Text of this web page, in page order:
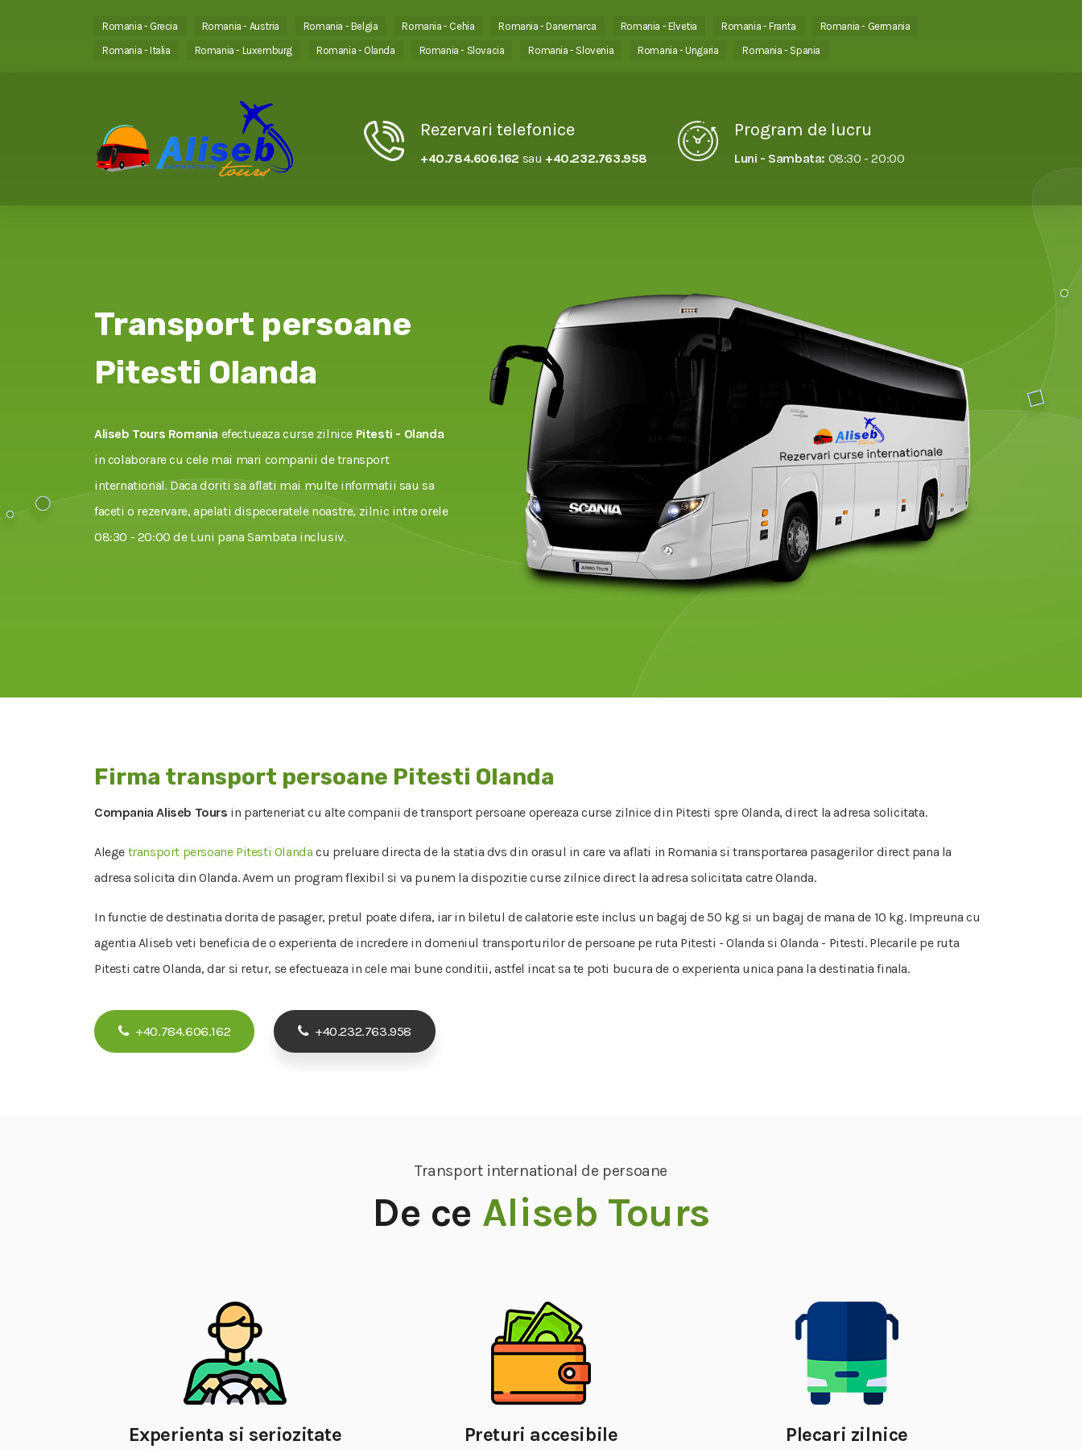
Romania - Grecia Romania - Austria Romania - Belgia Romania - Cehia Romania - Danemarca Romania - Elvetia Romania - Franta
Romania - Germania
Romania - Italia
Romania - Luxemburg Romania - Olanda Romania - Slovacia Romania - Slovenia Romania - Ungaria Romania - Spania
Rezervari telefonice
+40.784.606.162 sau +40.232.763.958
Program de lucru
Luni - Sambata: 08:30 - 20:00
Transport persoane
Pitesti Olanda
Aliseb Tours Romania efectueaza curse zilnice Pitesti - Olanda
in colaborare cu cele mai mari companii de transport
international. Daca doriti sa aflati mai multe informatii sau sa
faceti o rezervare, apelati dispeceratele noastre, zilnic intre orele
08:30 - 20:00 de Luni pana Sambata inclusiv.
Firma transport persoane Pitesti Olanda
Compania Aliseb Tours in parteneriat cu alte companii de transport persoane opereaza curse zilnice din Pitesti spre Olanda, direct la adresa solicitata.
Alege transport persoane Pitesti Olanda cu preluare directa de la statia dvs din orasul in care va aflati in Romania si transportarea pasagerilor direct pana la
adresa solicita din Olanda. Avem un program flexibil si va punem la dispozitie curse zilnice direct la adresa solicitata catre Olanda.
In functie de destinatia dorita de pasager, pretul poate difera, iar in biletul de calatorie este inclus un bagaj de 50 kg si un bagaj de mana de 10 kg. Impreuna cu
agentia Aliseb veti beneficia de o experienta de incredere in domeniul transporturilor de persoane pe ruta Pitesti - Olanda si Olanda - Pitesti. Plecarile pe ruta
Pitesti catre Olanda, dar si retur, se efectueaza in cele mai bune conditii, astfel incat sa te poti bucura de o experienta unica pana la destinatia finala.
+40.784.606.162 +40.232.763.958
Transport international de persoane
De ce Aliseb Tours
Experienta si seriozitate Preturi accesibile Plecari zilnice